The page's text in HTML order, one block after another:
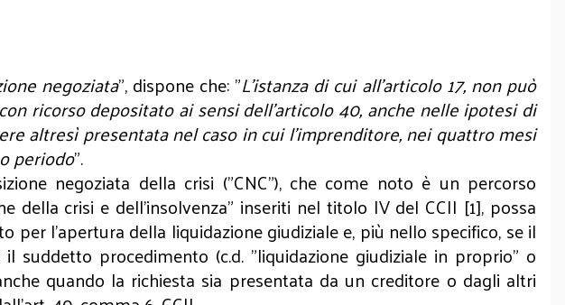
negoziata", dispone che: "L'istanza di cui all'articolo 17, non può
ricorso depositato ai sensi dell’articolo 40, anche nelle ipotesi di
altresì presentata nel caso in cui l’imprenditore, nei quattro mesi
periodo".
negoziata della crisi ("CNC"), che come noto è un percorso
della crisi e dell'insolvenza" inseriti nel titolo IV del CCII [1], possa
l’apertura della liquidazione giudiziale e, più nello specifico, se il
procedimento (c.d. "liquidazione giudiziale in proprio" o
quando la richiesta sia presentata da un creditore o dagli altri